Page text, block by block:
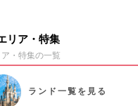
リア・特集
・特集の一覧
ランド 一覧を見る